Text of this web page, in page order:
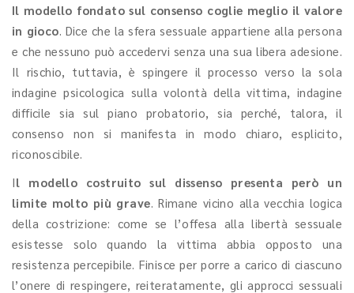
Il modello fondato sul consenso coglie meglio il valore
in gioco. Dice che la sfera sessuale appartiene alla persona
e che nessuno può accedervi senza una sua libera adesione.
Il rischio, tuttavia, è spingere il processo verso la sola
indagine psicologica sulla volontà della vittima, indagine
difficile sia sul piano probatorio, sia perché, talora, il
consenso non si manifesta in modo chiaro, esplicito,
riconoscibile.
Il modello costruito sul dissenso presenta però un
limite molto più grave. Rimane vicino alla vecchia logica
della costrizione: come se l’offesa alla libertà sessuale
esistesse solo quando la vittima abbia opposto una
resistenza percepibile. Finisce per porre a carico di ciascuno
l’onere di respingere, reiteratamente, gli approcci sessuali